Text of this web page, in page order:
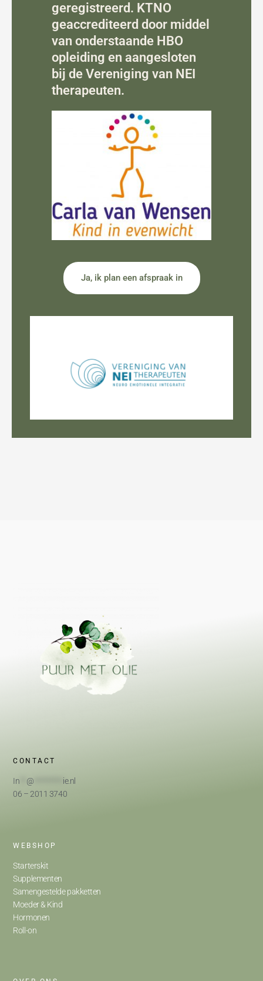
geregistreerd. KTNO
geaccrediteerd door middel
van onderstaande HBO
opleiding en aangesloten
bij de Vereniging van NEI
therapeuten.
Ja, ik plan een afspraak in
CONTACT
In @
ie.nl
06 – 2011 3740
WEBSHOP
Starterskit
Supplementen
Samengestelde pakketten
Moeder & Kind
Hormonen
Roll-on